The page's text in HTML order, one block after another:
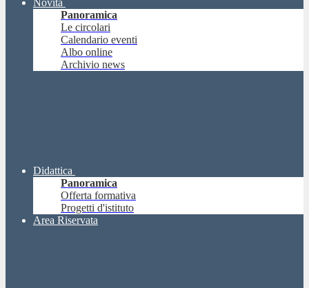
Novità
Panoramica
Le circolari
Calendario eventi
Albo online
Archivio news
Didattica
Panoramica
Offerta formativa
Progetti d'istituto
Area Riservata